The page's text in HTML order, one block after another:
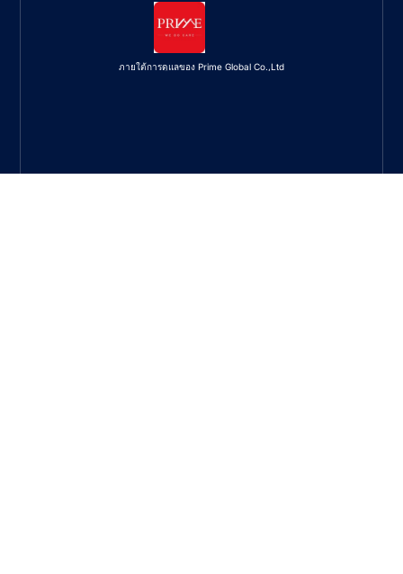
ภายใต้การดูแลของ Prime Global Co.,Ltd